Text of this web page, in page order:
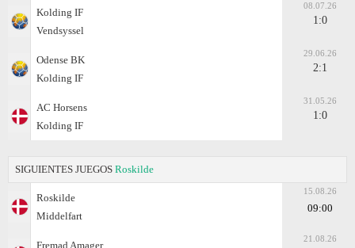
Kolding IF
Vendsyssel
08.07.26
1:0
Odense BK
Kolding IF
29.06.26
2:1
AC Horsens
Kolding IF
31.05.26
1:0
SIGUIENTES JUEGOS Roskilde
Roskilde
Middelfart
15.08.26
09:00
Fremad Amager
21.08.26